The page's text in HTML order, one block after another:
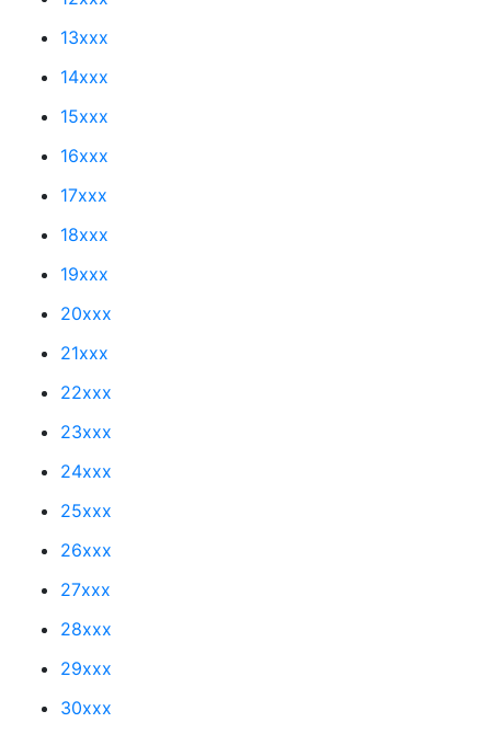
13xxx
14xxx
15xxx
16xxx
17xxx
18xxx
19xxx
20xxx
21xxx
22xxx
23xxx
24xxx
25xxx
26xxx
27xxx
28xxx
29xxx
30xxx